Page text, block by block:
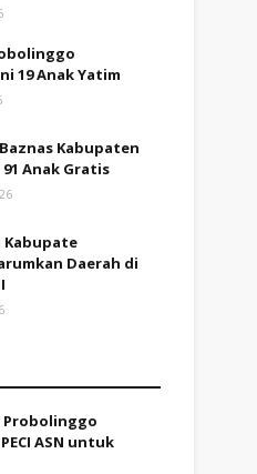
19 Anak Yatim
Kabupaten
Anak Gratis
Kabupate
Daerah di
Probolinggo
ASN untuk